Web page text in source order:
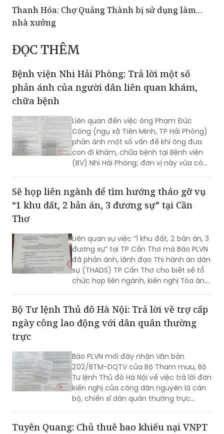
Thanh Hóa: Chợ Quảng Thành bị sử dụng làm…
nhà xưởng
ĐỌC THÊM
Bệnh viện Nhi Hải Phòng: Trả lời một số
phản ánh của người dân liên quan khám,
chữa bệnh
Liên quan đến việc ông Phạm Đức
Công (ngụ xã Tiên Minh, TP Hải Phòng)
phản ánh một số vấn đề khi ông đưa
con đi khám, chữa bệnh tại Bệnh viện
(BV) Nhi Hải Phòng; đơn vị này vừa có
Sẽ họp liên ngành để tìm hướng tháo gỡ vụ
“1 khu đất, 2 bản án, 3 đương sự” tại Cần
Thơ
Liên quan sự việc “1 khu đất, 2 bản án, 3
đương sự” tại TP Cần Thơ mà Báo PLVN
đã phản ánh, lãnh đạo Thi hành án dân
sự (THADS) TP Cần Thơ cho biết sẽ tổ
chức họp liên ngành, kiến nghị Tòa án
nghĩa vụ.
Bộ Tư lệnh Thủ đô Hà Nội: Trả lời về trợ cấp
ngày công lao động với dân quân thường
trực
Báo PLVN mới đây nhận Văn bản
202/BTM-DQTV của Bộ Tham mưu, Bộ
Tư lệnh Thủ đô Hà Nội về việc trả lời đơn
kiến nghị của công dân nguyên là cán
bộ, chiến sĩ dân quân thường trực
Tuyên Quang: Chủ thuê bao khiếu nại VNPT